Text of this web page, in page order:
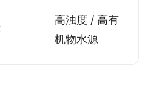
高浊度 / 高有
机物水源